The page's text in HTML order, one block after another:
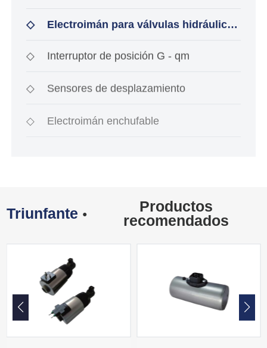
tipo interrup
◇ Electroimán para válvulas hidráulicas
a prueba de
◇ Interruptor de posición G - qm
◇ Sensores de desplazamiento
◇ Electroimán enchufable
Triunfante ●
Productos
recomendados